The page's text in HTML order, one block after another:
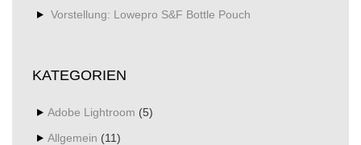
Vorstellung: Lowepro S&F Bottle Pouch
KATEGORIEN
Adobe Lightroom (5)
Allgemein (11)